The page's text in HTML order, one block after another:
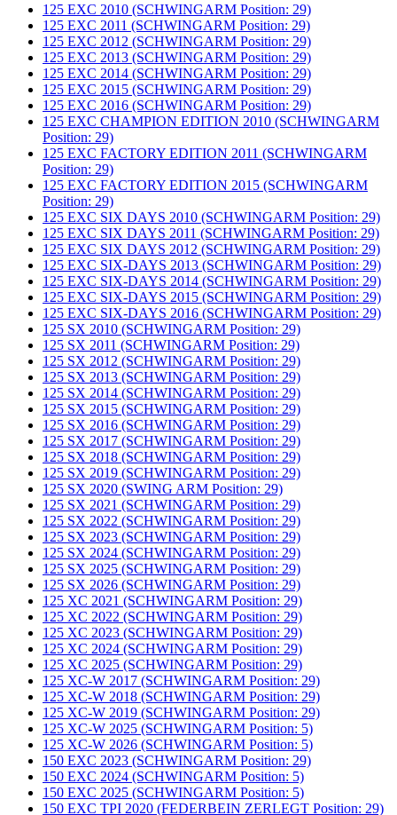
125 EXC 2010 (SCHWINGARM Position: 29)
125 EXC 2011 (SCHWINGARM Position: 29)
125 EXC 2012 (SCHWINGARM Position: 29)
125 EXC 2013 (SCHWINGARM Position: 29)
125 EXC 2014 (SCHWINGARM Position: 29)
125 EXC 2015 (SCHWINGARM Position: 29)
125 EXC 2016 (SCHWINGARM Position: 29)
125 EXC CHAMPION EDITION 2010 (SCHWINGARM
Position: 29)
125 EXC FACTORY EDITION 2011 (SCHWINGARM
Position: 29)
125 EXC FACTORY EDITION 2015 (SCHWINGARM
Position: 29)
125 EXC SIX DAYS 2010 (SCHWINGARM Position: 29)
125 EXC SIX DAYS 2011 (SCHWINGARM Position: 29)
125 EXC SIX DAYS 2012 (SCHWINGARM Position: 29)
125 EXC SIX-DAYS 2013 (SCHWINGARM Position: 29)
125 EXC SIX-DAYS 2014 (SCHWINGARM Position: 29)
125 EXC SIX-DAYS 2015 (SCHWINGARM Position: 29)
125 EXC SIX-DAYS 2016 (SCHWINGARM Position: 29)
125 SX 2010 (SCHWINGARM Position: 29)
125 SX 2011 (SCHWINGARM Position: 29)
125 SX 2012 (SCHWINGARM Position: 29)
125 SX 2013 (SCHWINGARM Position: 29)
125 SX 2014 (SCHWINGARM Position: 29)
125 SX 2015 (SCHWINGARM Position: 29)
125 SX 2016 (SCHWINGARM Position: 29)
125 SX 2017 (SCHWINGARM Position: 29)
125 SX 2018 (SCHWINGARM Position: 29)
125 SX 2019 (SCHWINGARM Position: 29)
125 SX 2020 (SWING ARM Position: 29)
125 SX 2021 (SCHWINGARM Position: 29)
125 SX 2022 (SCHWINGARM Position: 29)
125 SX 2023 (SCHWINGARM Position: 29)
125 SX 2024 (SCHWINGARM Position: 29)
125 SX 2025 (SCHWINGARM Position: 29)
125 SX 2026 (SCHWINGARM Position: 29)
125 XC 2021 (SCHWINGARM Position: 29)
125 XC 2022 (SCHWINGARM Position: 29)
125 XC 2023 (SCHWINGARM Position: 29)
125 XC 2024 (SCHWINGARM Position: 29)
125 XC 2025 (SCHWINGARM Position: 29)
125 XC-W 2017 (SCHWINGARM Position: 29)
125 XC-W 2018 (SCHWINGARM Position: 29)
125 XC-W 2019 (SCHWINGARM Position: 29)
125 XC-W 2025 (SCHWINGARM Position: 5)
125 XC-W 2026 (SCHWINGARM Position: 5)
150 EXC 2023 (SCHWINGARM Position: 29)
150 EXC 2024 (SCHWINGARM Position: 5)
150 EXC 2025 (SCHWINGARM Position: 5)
150 EXC TPI 2020 (FEDERBEIN ZERLEGT Position: 29)